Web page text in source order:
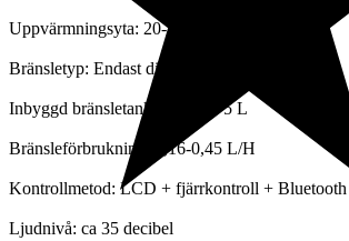
Uppvärmningsyta: 20-25 kvadratmeter
Bränsletyp: Endast diesel
Inbyggd bränsletankkapacitet: 5 L
Bränsleförbrukning: 0,16-0,45 L/H
Kontrollmetod: LCD + fjärrkontroll +
Ljudnivå: ca 35 decibel